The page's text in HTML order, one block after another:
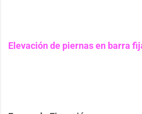
Elevación de piernas en barra